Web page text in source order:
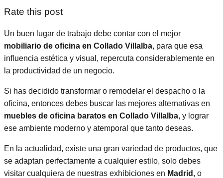
Rate this post
Un buen lugar de trabajo debe contar con el mejor
mobiliario de oficina en Collado Villalba, para que esa
influencia estética y visual, repercuta considerablemente en
la productividad de un negocio.
Si has decidido transformar o remodelar el despacho o la
oficina, entonces debes buscar las mejores alternativas en
muebles de oficina baratos en Collado Villalba, y lograr
ese ambiente moderno y atemporal que tanto deseas.
En la actualidad, existe una gran variedad de productos, que
se adaptan perfectamente a cualquier estilo, solo debes
visitar cualquiera de nuestras exhibiciones en Madrid , o